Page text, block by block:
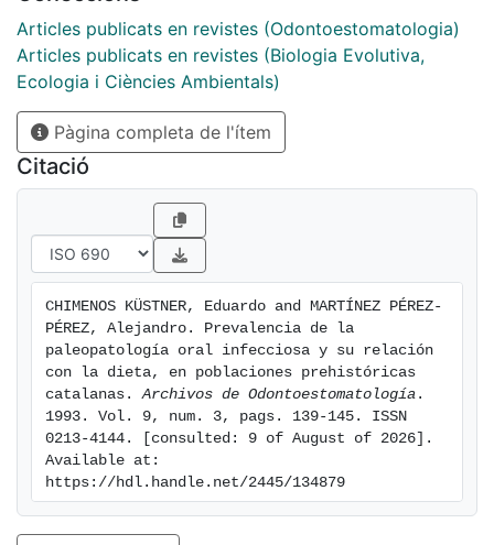
Articles publicats en revistes (Odontoestomatologia)
Articles publicats en revistes (Biologia Evolutiva,
Ecologia i Ciències Ambientals)
Pàgina completa de l'ítem
Citació
CHIMENOS KÜSTNER, Eduardo and MARTÍNEZ PÉREZ-
PÉREZ, Alejandro. Prevalencia de la
paleopatología oral infecciosa y su relación
con la dieta, en poblaciones prehistóricas
catalanas. Archivos de Odontoestomatología .
1993. Vol. 9, num. 3, pags. 139-145. ISSN
0213-4144. [consulted: 9 of August of 2026].
Available at:
https://hdl.handle.net/2445/134879